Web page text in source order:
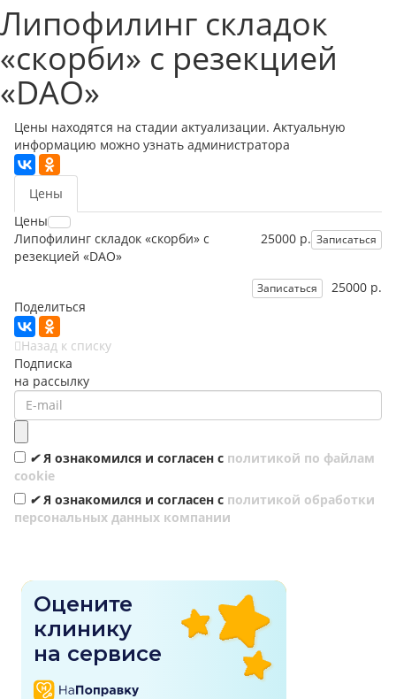
Липофилинг складок
«скорби» с резекцией
«DAO»
Цены находятся на стадии актуализации. Актуальную
информацию можно узнать администратора
Цены
Цены
Записаться
25000 р.
Липофилинг складок «скорби» с
резекцией «DAO»
25000 р.
Записаться
Поделиться
Назад к списку
Подписка
на рассылку
✔ Я ознакомился и согласен с политикой по файлам
cookie
✔ Я ознакомился и согласен с политикой обработки
персональных данных компании